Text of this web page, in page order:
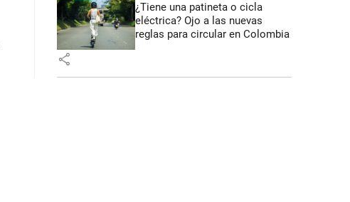
¿Tiene una patineta o cicla
eléctrica? Ojo a las nuevas
reglas para circular en Colombia
share